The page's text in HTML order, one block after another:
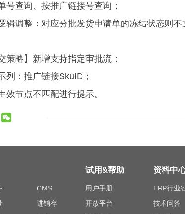
查询、按推广链接号查询；
辑调整：对应分批发货申请单的冻结状态则不
略】新增支持指定审批流；
：推广链接SkuID；
节点不匹配进行提示。
OMS
进销存
试用&帮助
用户手册
开放平台
资料中
ERP行业
技术问答